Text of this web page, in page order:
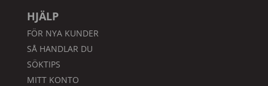
HJÄLP
FÖR NYA KUNDER
SÅ HANDLAR DU
SÖKTIPS
MITT KONTO